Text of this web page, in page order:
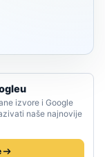
izvore i Google
naše najnovije